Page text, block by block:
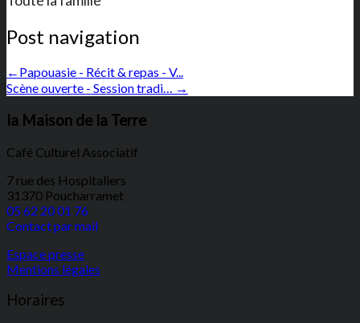
Post navigation
← Papouasie - Récit & repas - V...
Scène ouverte - Session tradi… →
la Maison de la Terre
Café Culturel Associatif
7 rue des Hospitaliers
31370 Poucharramet
05 62 20 01 76
Contact par mail
Espace presse
Mentions légales
Horaires